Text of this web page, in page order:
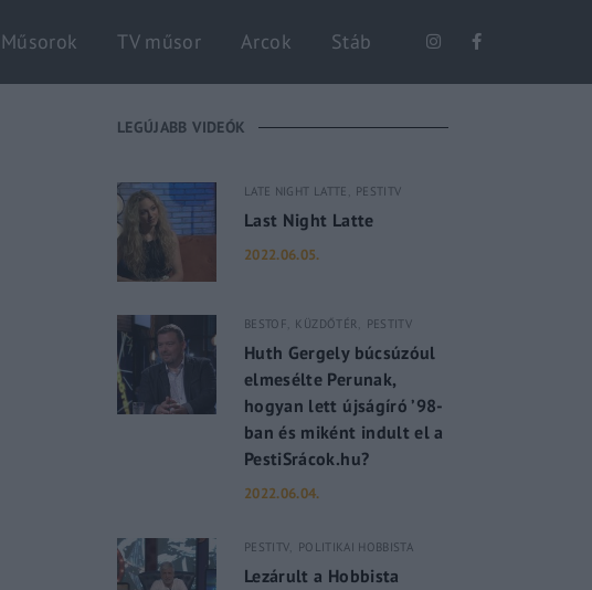
Műsorok TV műsor Arcok Stáb
LEGÚJABB VIDEÓK
LATE NIGHT LATTE PESTITV
Last Night Latte
2022.06.05.
BESTOF KÜZDŐTÉR PESTITV
Huth Gergely búcsúzóul
elmesélte Perunak,
hogyan lett újságíró ’98-
ban és miként indult el a
PestiSrácok.hu?
2022.06.04.
PESTITV POLITIKAI HOBBISTA
Lezárult a Hobbista
Lost Your Password?